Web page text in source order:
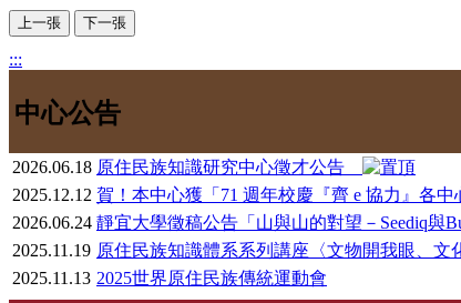
上一張 下一張
:::
中心公告
2026.06.18 原住民族知識研究中心徵才公告
2025.12.12 賀！本中心獲「71 週年校慶『齊 e 協力』各
2026.06.24 靜宜大學徵稿公告「山與山的對望－Seediq與
2025.11.19 原住民族知識體系系列講座〈文物開我眼、文
2025.11.13 2025世界原住民族傳統運動會